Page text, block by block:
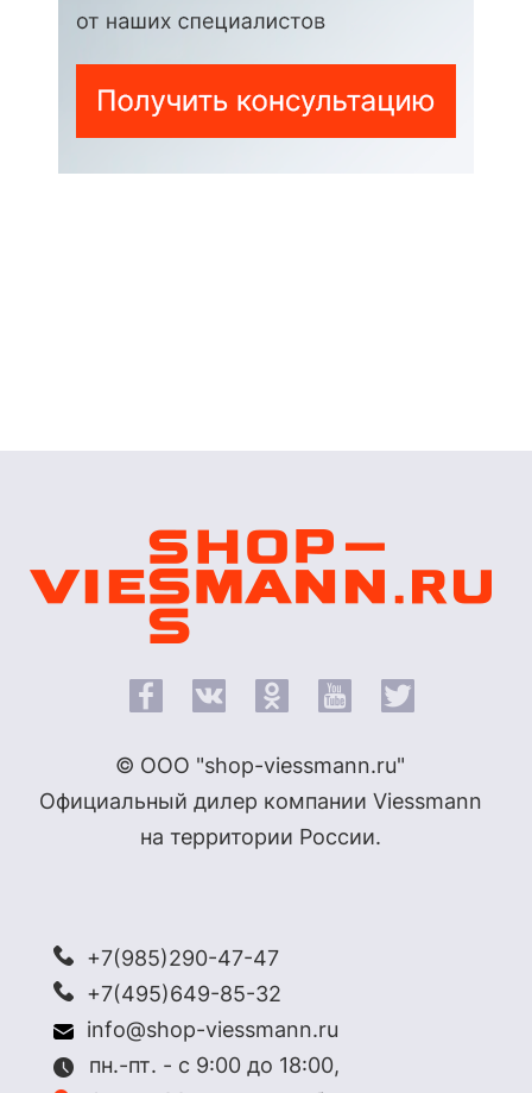
© ООО "shop-viessmann.ru"
Официальный дилер компании Viessmann
на территории России.
+7(985)290-47-47
+7(495)649-85-32
info@shop-viessmann.ru
пн.-пт. - с 9:00 до 18:00,